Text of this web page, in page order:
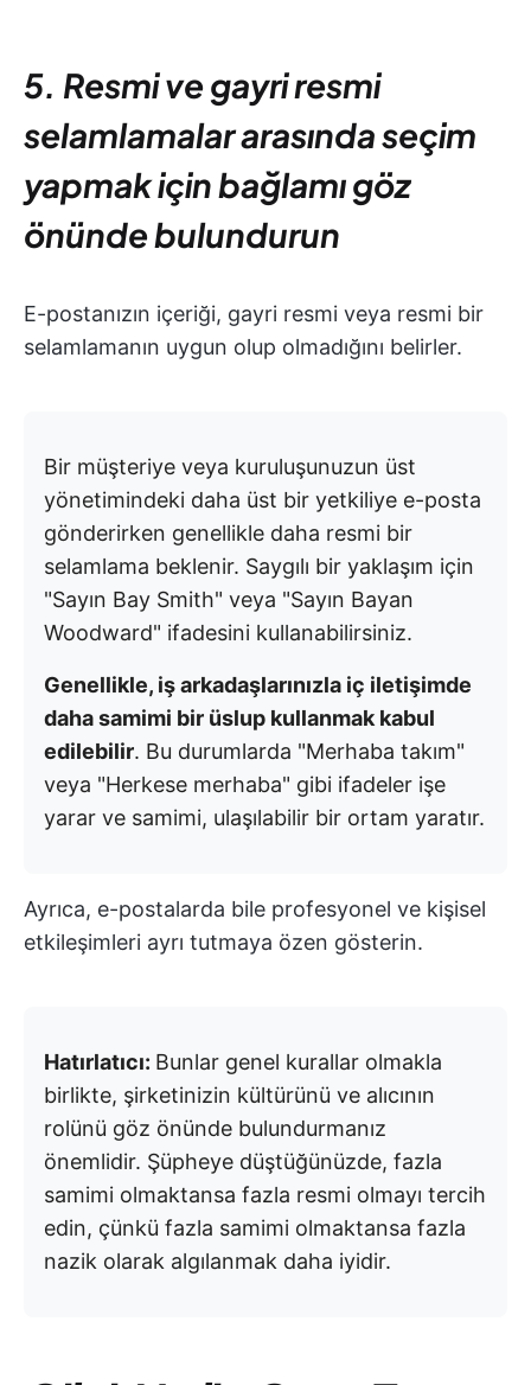
5. Resmi ve gayri resmi
selamlamalar arasında seçim
yapmak için bağlamı göz
önünde bulundurun
E-postanızın içeriği, gayri resmi veya resmi bir
selamlamanın uygun olup olmadığını belirler.
Bir müşteriye veya kuruluşunuzun üst
yönetimindeki daha üst bir yetkiliye e-posta
gönderirken genellikle daha resmi bir
selamlama beklenir. Saygılı bir yaklaşım için
"Sayın Bay Smith" veya "Sayın Bayan
Woodward" ifadesini kullanabilirsiniz.
Genellikle, iş arkadaşlarınızla iç iletişimde
daha samimi bir üslup kullanmak kabul
edilebilir. Bu durumlarda "Merhaba takım"
veya "Herkese merhaba" gibi ifadeler işe
yarar ve samimi, ulaşılabilir bir ortam yaratır.
Ayrıca, e-postalarda bile profesyonel ve kişisel
etkileşimleri ayrı tutmaya özen gösterin.
Hatırlatıcı: Bunlar genel kurallar olmakla
birlikte, şirketinizin kültürünü ve alıcının
rolünü göz önünde bulundurmanız
önemlidir. Şüpheye düştüğünüzde, fazla
samimi olmaktansa fazla resmi olmayı tercih
edin, çünkü fazla samimi olmaktansa fazla
nazik olarak algılanmak daha iyidir.